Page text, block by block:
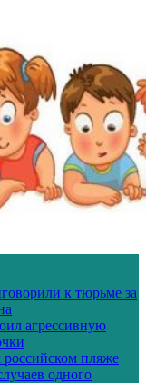
к тюрьме за
агрессивную
российском пляже
одного